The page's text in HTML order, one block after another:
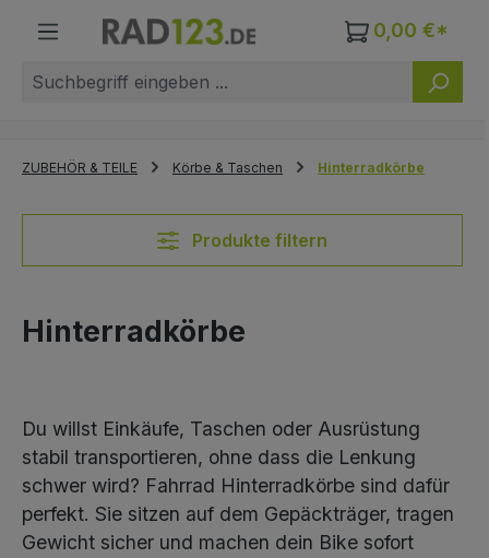
Zum Hauptinhalt springen 0,00 €*
ZUBEHÖR & TEILE Körbe & Taschen Hinterradkörbe
Produkte filtern
Hinterradkörbe
Du willst Einkäufe, Taschen oder Ausrüstung
stabil transportieren, ohne dass die Lenkung
schwer wird? Fahrrad Hinterradkörbe sind dafür
perfekt. Sie sitzen auf dem Gepäckträger, tragen
Gewicht sicher und machen dein Bike sofort